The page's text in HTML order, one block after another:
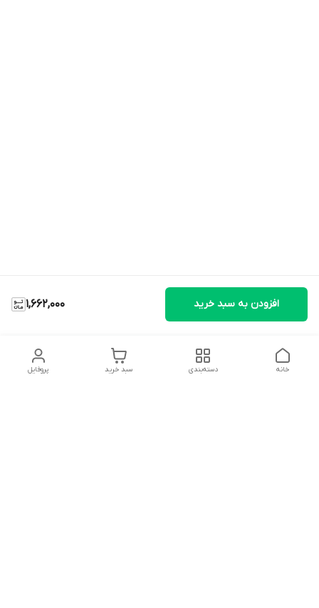
1,662,000 افزودن به سبد خرید
پروفایل سبد خرید دسته‌بندی خانه